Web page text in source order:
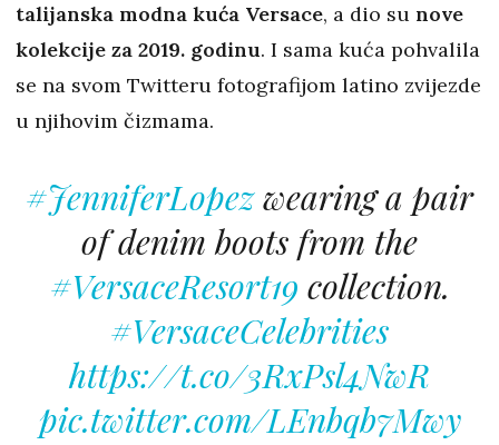
talijanska modna kuća Versace, a dio su nove
kolekcije za 2019. godinu. I sama kuća pohvalila
se na svom Twitteru fotografijom latino zvijezde
u njihovim čizmama.
#JenniferLopezwearing a pair
of denim boots from the
#VersaceResort19 collection.
#VersaceCelebrities
https://t.co/3RxPsl4NwR
pic.twitter.com/LEnbqb7Mwy